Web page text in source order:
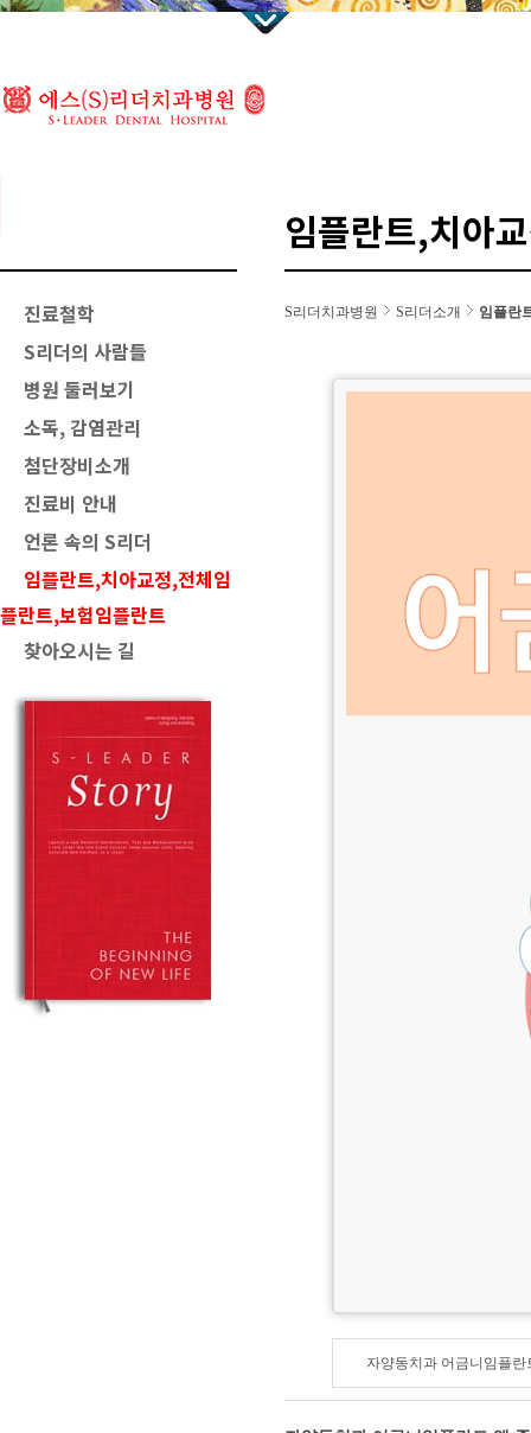
진료철학
S리더의 사람들
병원 둘러보기
소독, 감염관리
첨단장비소개
진료비 안내
언론 속의 S리더
임플란트,치아교정,전체임
플란트,보험임플란트
찾아오시는 길
임플란트,치아
S리더치과병원 S리더소개 임플란
자양동치과 어금니임플란